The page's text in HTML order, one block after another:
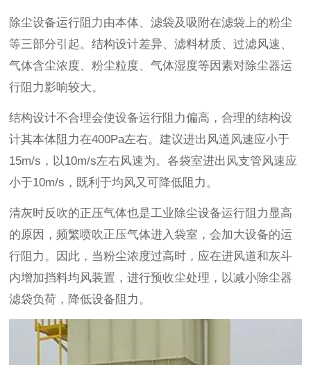
除尘设备运行阻力由本体、滤袋及吸附在滤袋上的粉尘
等三部分引起。结构设计差异、滤料材质、过滤风速、
气体含尘浓度、粉尘粒度、气体湿度等因素对除尘器运
行阻力影响较大。
结构设计不合理会使设备运行阻力偏高，合理的结构设
计其本体阻力在400Pa左右。建议进出风道风速应小于
15m/s，以10m/s左右风速为。各袋室进出风支管风速应
小于10m/s，既利于均风又可降低阻力。
清灰时反吹的正压气体也是工业除尘设备运行阻力显高
的原因，频繁喷吹正压气体进入袋室，会加大设备的运
行阻力。因此，当粉尘浓度过高时，应在进风道和灰斗
内增加挡料均风装置，进行预收尘处理，以减小除尘器
滤袋负荷，降低设备阻力。